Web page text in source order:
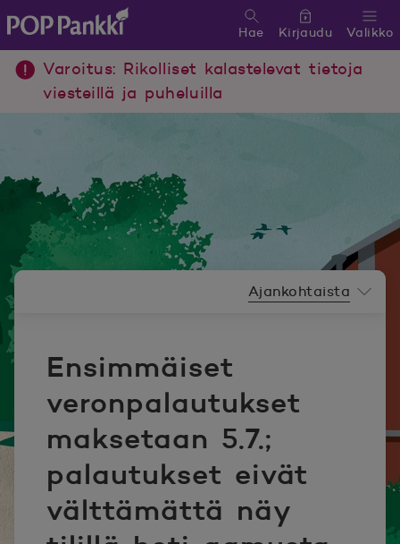
POP Pankki, etusivulle
Valikko
Hae Kirjaudu
Varoitus: Rikolliset kalastelevat tietoja
viesteillä ja puheluilla
Ensimmäiset
veronpalautukset
maksetaan 5.7.;
palautukset eivät
välttämättä näy
Ajankohtaista